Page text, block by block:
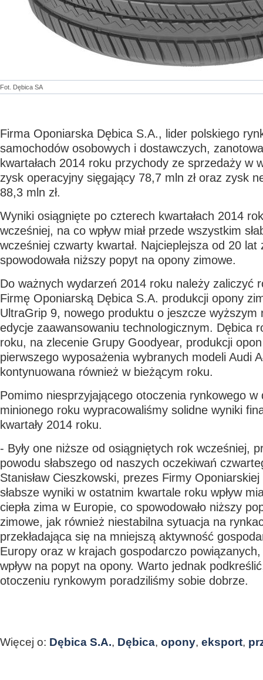
Fot. Dębica SA
Firma Oponiarska Dębica S.A., lider polskiego
samochodów osobowych i dostawczych,
kwartałach 2014 roku przychody ze sprzedaży w
zysk operacyjny sięgający 78,7 mln zł oraz zysk
88,3 mln zł.
Wyniki osiągnięte po czterech kwartałach 2014
wcześniej, na co wpływ miał przede wszystkim
wcześniej czwarty kwartał. Najcieplejsza od 20 lat
spowodowała niższy popyt na opony zimowe.
Do ważnych wydarzeń 2014 roku należy zaliczyć
Firmę Oponiarską Dębica S.A. produkcji opony
UltraGrip 9, nowego produktu o jeszcze wyższym
edycje zaawansowaniu technologicznym. Dębica
roku, na zlecenie Grupy Goodyear, produkcji
pierwszego wyposażenia wybranych modeli Audi
kontynuowana również w bieżącym roku.
Pomimo niesprzyjającego otoczenia rynkowego w
minionego roku wypracowaliśmy solidne wyniki
kwartały 2014 roku.
- Były one niższe od osiągniętych rok wcześniej,
powodu słabszego od naszych oczekiwań
Stanisław Cieszkowski, prezes Firmy
słabsze wyniki w ostatnim kwartale roku wpływ
ciepła zima w Europie, co spowodowało niższy
zimowe, jak również niestabilna sytuacja na
przekładająca się na mniejszą aktywność
Europy oraz w krajach gospodarczo powiązanych,
wpływ na popyt na opony. Warto jednak
otoczeniu rynkowym poradziliśmy sobie dobrze.
Więcej o: Dębica S.A., Dębica, opony, eksport,